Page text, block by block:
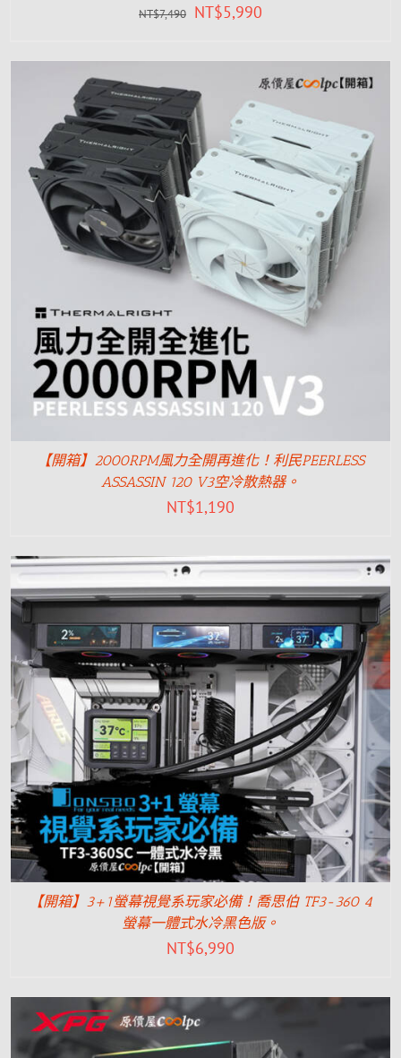
NT$7,490 NT$5,990
【開箱】2000RPM風力全開再進化！利民PEERLESS
ASSASSIN 120 V3空冷散熱器。
NT$1,190
【開箱】3+1螢幕視覺系玩家必備！喬思伯 TF3-360 4
螢幕一體式水冷黑色版。
NT$6,990